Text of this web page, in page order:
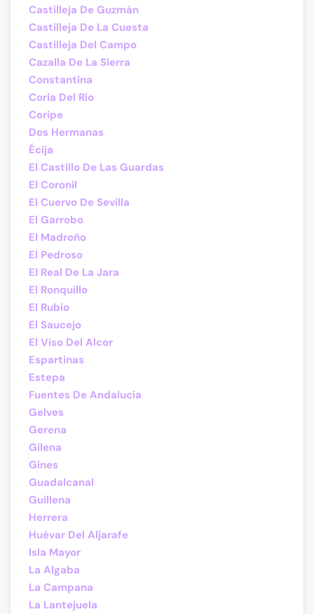
Castilleja De Guzmán
Castilleja De La Cuesta
Castilleja Del Campo
Cazalla De La Sierra
Constantina
Coria Del Río
Coripe
Dos Hermanas
Écija
El Castillo De Las Guardas
El Coronil
El Cuervo De Sevilla
El Garrobo
El Madroño
El Pedroso
El Real De La Jara
El Ronquillo
El Rubio
El Saucejo
El Viso Del Alcor
Espartinas
Estepa
Fuentes De Andalucía
Gelves
Gerena
Gilena
Gines
Guadalcanal
Guillena
Herrera
Huévar Del Aljarafe
Isla Mayor
La Algaba
La Campana
La Lantejuela